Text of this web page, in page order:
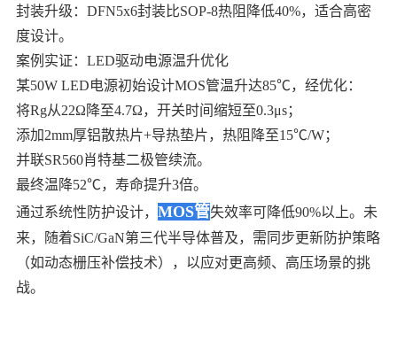
封装升级：DFN5x6封装比SOP-8热阻降低40%，适合高密
度设计。
案例实证：LED驱动电源温升优化
某50W LED电源初始设计MOS管温升达85℃，经优化：
将Rg从22Ω降至4.7Ω，开关时间缩短至0.3μs；
添加2mm厚铝散热片+导热垫片，热阻降至15℃/W；
并联SR560肖特基二极管续流。
最终温降52℃，寿命提升3倍。
通过系统性防护设计， MOS管失效率可降低90%以上。未
来，随着SiC/GaN第三代半导体普及，需同步更新防护策略
（如动态栅压补偿技术），以应对更高频、高压场景的挑
战。